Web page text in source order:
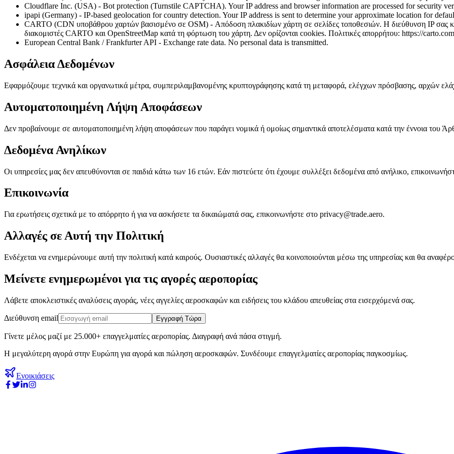
Cloudflare Inc. (USA) - Bot protection (Turnstile CAPTCHA). Your IP address and browser information are processed for security
ipapi (Germany) - IP-based geolocation for country detection. Your IP address is sent to determine your approximate location for
CARTO (CDN υποβάθρου χαρτών βασισμένο σε OSM) - Απόδοση πλακιδίων χάρτη σε σελίδες τοποθεσιών. Η διεύθυνση IP σας
διακομιστές CARTO και OpenStreetMap κατά τη φόρτωση του χάρτη. Δεν ορίζονται cookies. Πολιτικές απορρήτου: https://
European Central Bank / Frankfurter API - Exchange rate data. No personal data is transmitted.
Ασφάλεια Δεδομένων
Εφαρμόζουμε τεχνικά και οργανωτικά μέτρα, συμπεριλαμβανομένης κρυπτογράφησης κατά τη μεταφορά, ελέγχων πρόσβασης, αρχών
Αυτοματοποιημένη Λήψη Αποφάσεων
Δεν προβαίνουμε σε αυτοματοποιημένη λήψη αποφάσεων που παράγει νομικά ή ομοίως σημαντικά αποτελέσματα κατά την έννοια του
Δεδομένα Ανηλίκων
Οι υπηρεσίες μας δεν απευθύνονται σε παιδιά κάτω των 16 ετών. Εάν πιστεύετε ότι έχουμε συλλέξει δεδομένα από ανήλικο,
Επικοινωνία
Για ερωτήσεις σχετικά με το απόρρητο ή για να ασκήσετε τα δικαιώματά σας, επικοινωνήστε στο privacy@trade.aero.
Αλλαγές σε Αυτή την Πολιτική
Ενδέχεται να ενημερώνουμε αυτή την πολιτική κατά καιρούς. Ουσιαστικές αλλαγές θα κοινοποιούνται μέσω της υπηρεσίας και θα
Μείνετε ενημερωμένοι για τις αγορές αεροπορίας
Λάβετε αποκλειστικές αναλύσεις αγοράς, νέες αγγελίες αεροσκαφών και ειδήσεις του κλάδου απευθείας στα εισερχόμενά σας.
Διεύθυνση email Εγγραφή Τώρα
Γίνετε μέλος μαζί με 25.000+ επαγγελματίες αεροπορίας. Διαγραφή ανά πάσα στιγμή.
Η μεγαλύτερη αγορά στην Ευρώπη για αγορά και πώληση αεροσκαφών. Συνδέουμε επαγγελματίες αεροπορίας παγκοσμίως.
Ενοικιάσεις